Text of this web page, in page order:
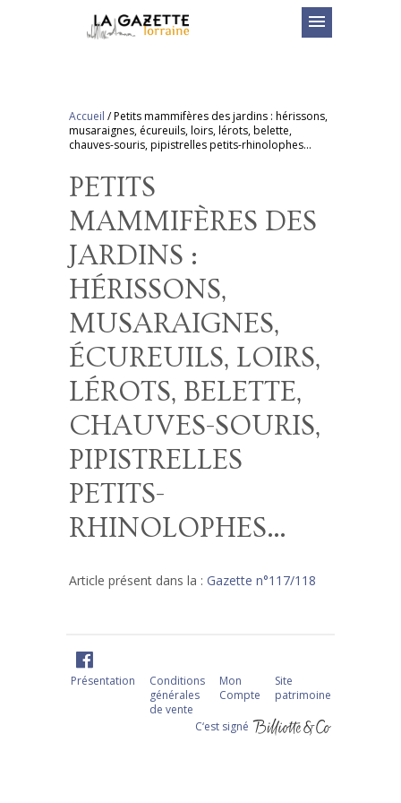
menu
Accueil /Petits mammifères des jardins : hérissons,
musaraignes, écureuils, loirs, lérots, belette,
chauves-souris, pipistrelles petits-rhinolophes…
PETITS
MAMMIFÈRES DES
JARDINS :
HÉRISSONS,
MUSARAIGNES,
ÉCUREUILS, LOIRS,
LÉROTS, BELETTE,
CHAUVES-SOURIS,
PIPISTRELLES
PETITS-
RHINOLOPHES…
Article présent dans la : Gazette n°117/118
Présentation
Conditions
générales
de vente
Mon
Compte
Site
patrimoine
C‘est signé